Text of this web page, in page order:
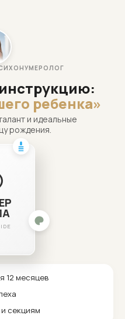
ребенка»
и идеальные
рождения.
12 месяцев
секциям